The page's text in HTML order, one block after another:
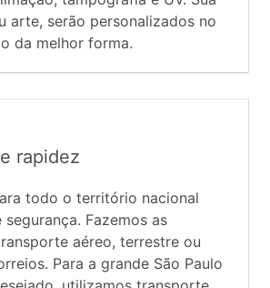
arte, serão personalizados no
da melhor forma.
rapidez
todo o território nacional
Fazemos as
aéreo, terrestre ou
Para a grande São Paulo